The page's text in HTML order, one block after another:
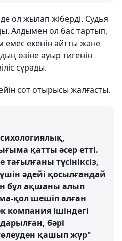
ол жылап жіберді. Судья
Алдымен ол бас тартып,
емес екенін айтты және
өзіне ауыр тигенін
сұрады.
сот отырысы жалғасты.
қатты әсер етті.
тағылғаны түсініксіз,
әдейі қосылғандай
бұл ақшаны алып
қол шешіп алған
ішіндегі
бәрі
қашып жүр"